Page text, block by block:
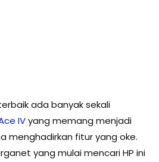
ada banyak sekali
IVyang memang menjadi
menghadirkan fitur yang oke.
yang mulai mencari HP ini